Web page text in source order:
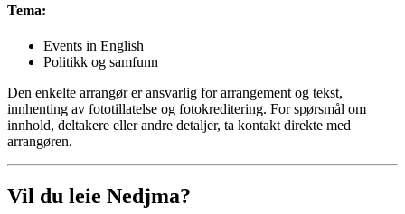
Tema:
Events in English
Politikk og samfunn
Den enkelte arrangør er ansvarlig for arrangement og tekst,
innhenting av fototillatelse og fotokreditering. For spørsmål om
innhold, deltakere eller andre detaljer, ta kontakt direkte med
arrangøren.
Vil du leie Nedjma?